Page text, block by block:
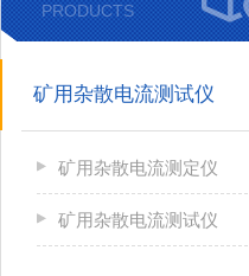
PRODUCTS
矿用杂散电流测试仪
矿用杂散电流测定仪
矿用杂散电流测试仪